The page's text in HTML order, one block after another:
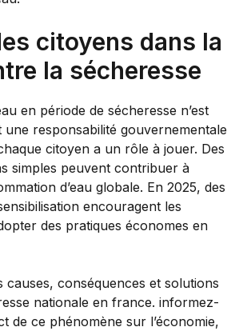
citoyens dans la
la sécheresse
en période de sécheresse n’est
une responsabilité gouvernementale
citoyen a un rôle à jouer. Des
simples peuvent contribuer à
d’eau globale. En 2025, des
encouragent les
des pratiques économes en